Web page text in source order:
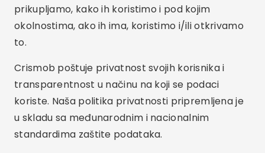
prikupljamo, kako ih koristimo i pod kojim
okolnostima, ako ih ima, koristimo i/ili otkrivamo
to.
Crismob poštuje privatnost svojih korisnika i
transparentnost u načinu na koji se podaci
koriste. Naša politika privatnosti pripremljena je
u skladu sa međunarodnim i nacionalnim
standardima zaštite podataka.